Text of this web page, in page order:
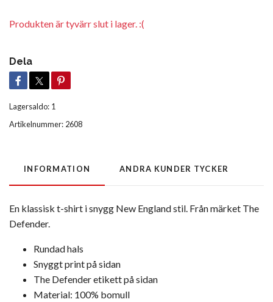
Produkten är tyvärr slut i lager. :(
Dela
Lagersaldo: 1
Artikelnummer: 2608
INFORMATION ANDRA KUNDER TYCKER
En klassisk t-shirt i snygg New England stil. Från märket The
Defender.
Rundad hals
Snyggt print på sidan
The Defender etikett på sidan
Material: 100% bomull